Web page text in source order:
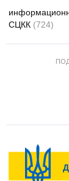
СЦКК (724)